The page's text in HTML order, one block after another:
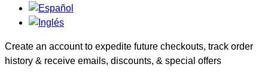
Create an account to expedite future checkouts, track order
history & receive emails, discounts, & special offers